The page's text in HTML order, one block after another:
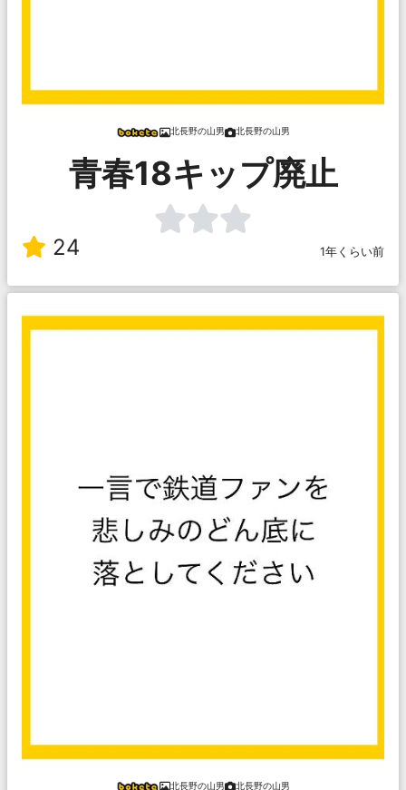
北長野の山男 北長野の山男
青春18キップ廃止
24 1年くらい前
北長野の山男 北長野の山男